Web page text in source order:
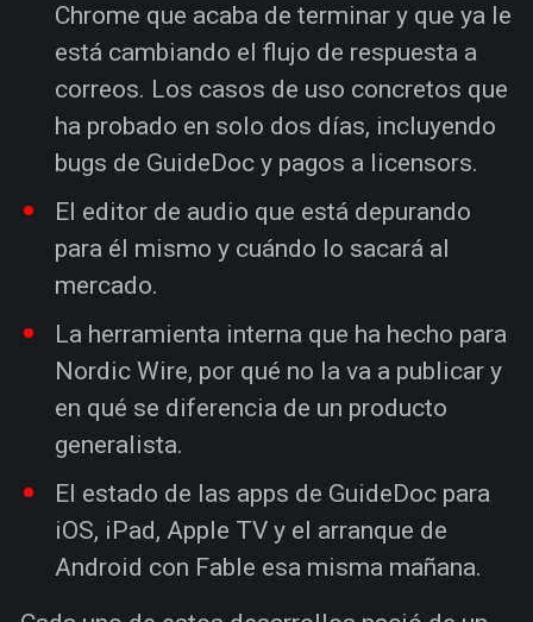
Chrome que acaba de terminar y que ya le
está cambiando el flujo de respuesta a
correos. Los casos de uso concretos que
ha probado en solo dos días, incluyendo
bugs de GuideDoc y pagos a licensors.
El editor de audio que está depurando
para él mismo y cuándo lo sacará al
mercado.
La herramienta interna que ha hecho para
Nordic Wire, por qué no la va a publicar y
en qué se diferencia de un producto
generalista.
El estado de las apps de GuideDoc para
iOS, iPad, Apple TV y el arranque de
Android con Fable esa misma mañana.